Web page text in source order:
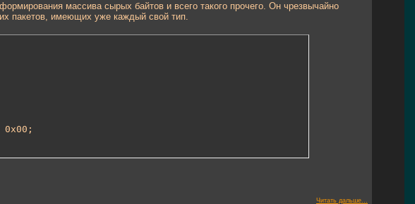
массива сырых байтов и всего такого прочего. Он чрезвычайно
пакетов, имеющих уже каждый свой тип.
0x00;
Читать дальше...